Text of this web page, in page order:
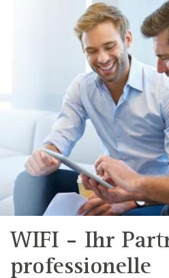
WIFI - Ihr
professionelle